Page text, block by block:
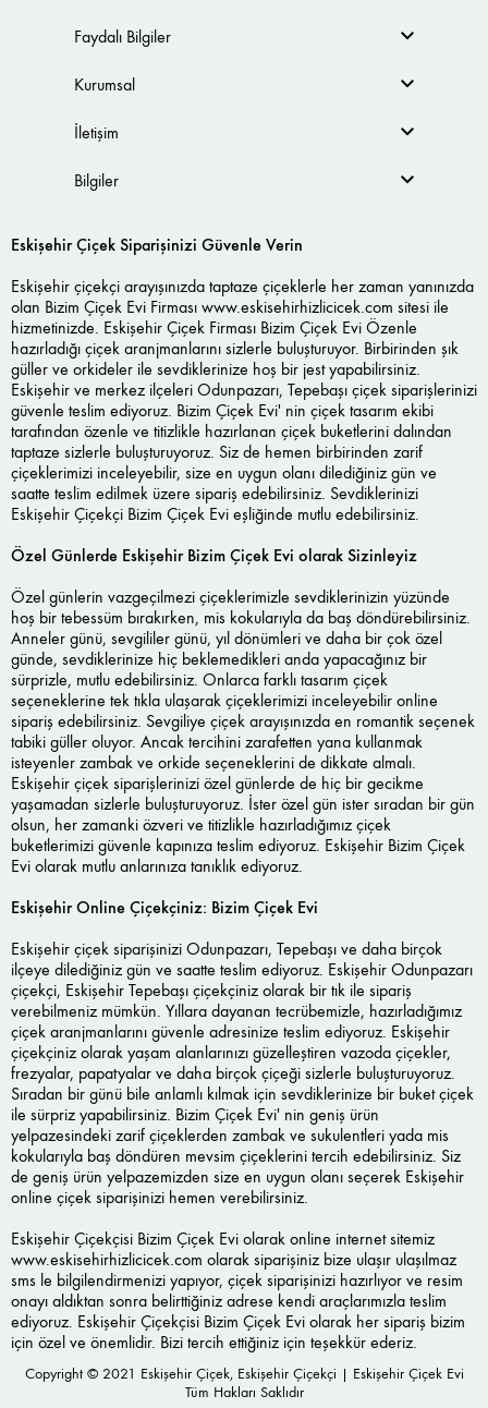
Faydalı Bilgiler
Kurumsal
İletişim
Bilgiler
Eskişehir Çiçek Siparişinizi Güvenle Verin
Eskişehir çiçekçi arayışınızda taptaze çiçeklerle her zaman yanınızda
olan Bizim Çiçek Evi Firması www.eskisehirhizlicicek.com sitesi ile
hizmetinizde. Eskişehir Çiçek Firması Bizim Çiçek Evi Özenle
hazırladığı çiçek aranjmanlarını sizlerle buluşturuyor. Birbirinden şık
güller ve orkideler ile sevdiklerinize hoş bir jest yapabilirsiniz.
Eskişehir ve merkez ilçeleri Odunpazarı, Tepebaşı çiçek siparişlerinizi
güvenle teslim ediyoruz. Bizim Çiçek Evi' nin çiçek tasarım ekibi
tarafından özenle ve titizlikle hazırlanan çiçek buketlerini dalından
taptaze sizlerle buluşturuyoruz. Siz de hemen birbirinden zarif
çiçeklerimizi inceleyebilir, size en uygun olanı dilediğiniz gün ve
saatte teslim edilmek üzere sipariş edebilirsiniz. Sevdiklerinizi
Eskişehir Çiçekçi Bizim Çiçek Evi eşliğinde mutlu edebilirsiniz.
Özel Günlerde Eskişehir Bizim Çiçek Evi olarak Sizinleyiz
Özel günlerin vazgeçilmezi çiçeklerimizle sevdiklerinizin yüzünde
hoş bir tebessüm bırakırken, mis kokularıyla da baş döndürebilirsiniz.
Anneler günü, sevgililer günü, yıl dönümleri ve daha bir çok özel
günde, sevdiklerinize hiç beklemedikleri anda yapacağınız bir
sürprizle, mutlu edebilirsiniz. Onlarca farklı tasarım çiçek
seçeneklerine tek tıkla ulaşarak çiçeklerimizi inceleyebilir online
sipariş edebilirsiniz. Sevgiliye çiçek arayışınızda en romantik seçenek
tabiki güller oluyor. Ancak tercihini zarafetten yana kullanmak
isteyenler zambak ve orkide seçeneklerini de dikkate almalı.
Eskişehir çiçek siparişlerinizi özel günlerde de hiç bir gecikme
yaşamadan sizlerle buluşturuyoruz. İster özel gün ister sıradan bir gün
olsun, her zamanki özveri ve titizlikle hazırladığımız çiçek
buketlerimizi güvenle kapınıza teslim ediyoruz. Eskişehir Bizim Çiçek
Evi olarak mutlu anlarınıza tanıklık ediyoruz.
Eskişehir Online Çiçekçiniz: Bizim Çiçek Evi
Eskişehir çiçek siparişinizi Odunpazarı, Tepebaşı ve daha birçok
ilçeye dilediğiniz gün ve saatte teslim ediyoruz. Eskişehir Odunpazarı
çiçekçi, Eskişehir Tepebaşı çiçekçiniz olarak bir tık ile sipariş
verebilmeniz mümkün. Yıllara dayanan tecrübemizle, hazırladığımız
çiçek aranjmanlarını güvenle adresinize teslim ediyoruz. Eskişehir
çiçekçiniz olarak yaşam alanlarınızı güzelleştiren vazoda çiçekler,
frezyalar, papatyalar ve daha birçok çiçeği sizlerle buluşturuyoruz.
Sıradan bir günü bile anlamlı kılmak için sevdiklerinize bir buket çiçek
ile sürpriz yapabilirsiniz. Bizim Çiçek Evi' nin geniş ürün
yelpazesindeki zarif çiçeklerden zambak ve sukulentleri yada mis
kokularıyla baş döndüren mevsim çiçeklerini tercih edebilirsiniz. Siz
de geniş ürün yelpazemizden size en uygun olanı seçerek Eskişehir
online çiçek siparişinizi hemen verebilirsiniz.
Eskişehir Çiçekçisi Bizim Çiçek Evi olarak online internet sitemiz
www.eskisehirhizlicicek.com olarak siparişiniz bize ulaşır ulaşılmaz
sms le bilgilendirmenizi yapıyor, çiçek siparişinizi hazırlıyor ve resim
onayı aldıktan sonra belirttiğiniz adrese kendi araçlarımızla teslim
ediyoruz. Eskişehir Çiçekçisi Bizim Çiçek Evi olarak her sipariş bizim
için özel ve önemlidir. Bizi tercih ettiğiniz için teşekkür ederiz.
Copyright © 2021 Eskişehir Çiçek, Eskişehir Çiçekçi | Eskişehir Çiçek Evi
Tüm Hakları Saklıdır